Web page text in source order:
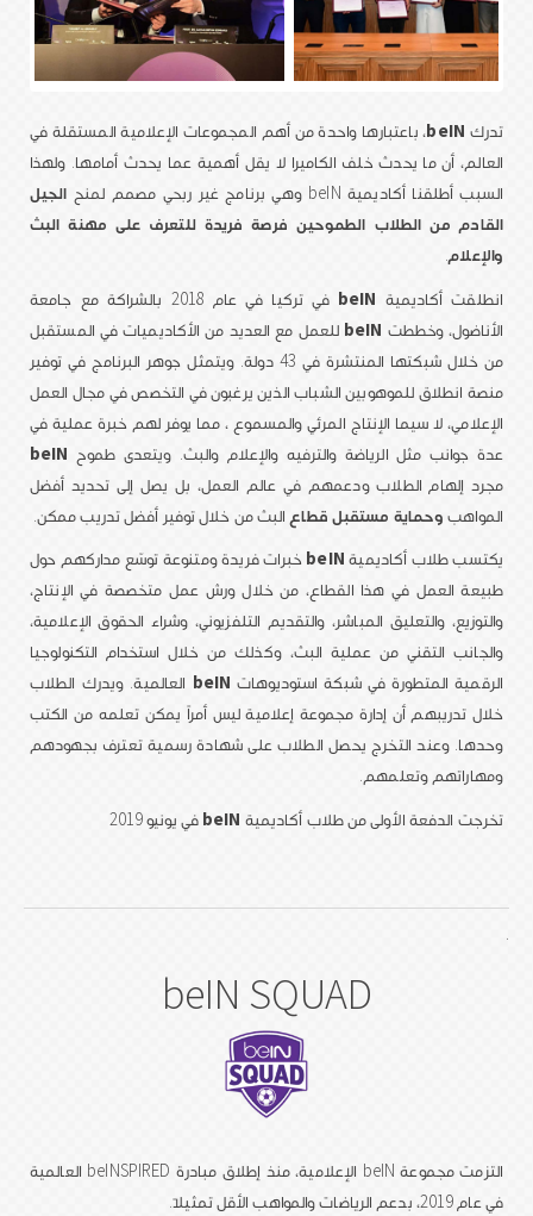
تدرك beIN، باعتبارها واحدة من أهم المجموعات الإعلامية المستقلة في
العالم، أن ما يحدث خلف الكاميرا لا يقل أهمية عما يحدث أمامها. ولهذا
السبب أطلقنا أكاديمية beIN وهي برنامج غير ربحي مصمم لمنح
الجيل
القادم من الطلاب الطموحين فرصة فريدة للتعرف على مهنة البث
والإعلام.
انطلقت أكاديمية beIN
في تركيا في عام 2018 بالشراكة مع جامعة
الأناضول، وخططت beIN للعمل مع العديد من الأكاديميات في المستقبل
من خلال شبكتها المنتشرة في 43 دولة. ويتمثل جوهر البرنامج في توفير
منصة انطلاق للموهوبين الشباب الذين يرغبون في التخصص في مجال العمل
الإعلامي، لا سيما الإنتاج المرئي والمسموع ، مما يوفر لهم خبرة عملية في
عدة جوانب مثل الرياضة والترفيه والإعلام والبث. ويتعدى طموح beIN
مجرد إلهام الطلاب ودعمهم في عالم العمل، بل يصل إلى تحديد أفضل
المواهب وحماية مستقبل قطاع البث من خلال توفير أفضل تدريب ممكن.
يكتسب طلاب أكاديمية beIN خبرات فريدة ومتنوعة توسّع مداركهم حول
طبيعة العمل في هذا القطاع، من خلال ورش عمل متخصصة في الإنتاج،
والتوزيع، والتعليق المباشر، والتقديم التلفزيوني، وشراء الحقوق الإعلامية،
والجانب التقني من عملية البث، وكذلك من خلال استخدام التكنولوجيا
الرقمية المتطورة في شبكة استوديوهات beIN العالمية. ويدرك الطلاب
خلال تدريبهم أن إدارة مجموعة إعلامية ليس أمراً يمكن تعلمه من الكتب
وحدها. وعند التخرج يحصل الطلاب على شهادة رسمية تعترف بجهودهم
ومهاراتهم وتعلمهم.
تخرجت الدفعة الأولى من طلاب أكاديمية beIN في يونيو 2019
.
beIN SQUAD
التزمت مجموعة beIN الإعلامية، منذ إطلاق مبادرة beINSPIRED العالمية
في عام 2019، بدعم الرياضات والمواهب الأقل تمثيلاً.